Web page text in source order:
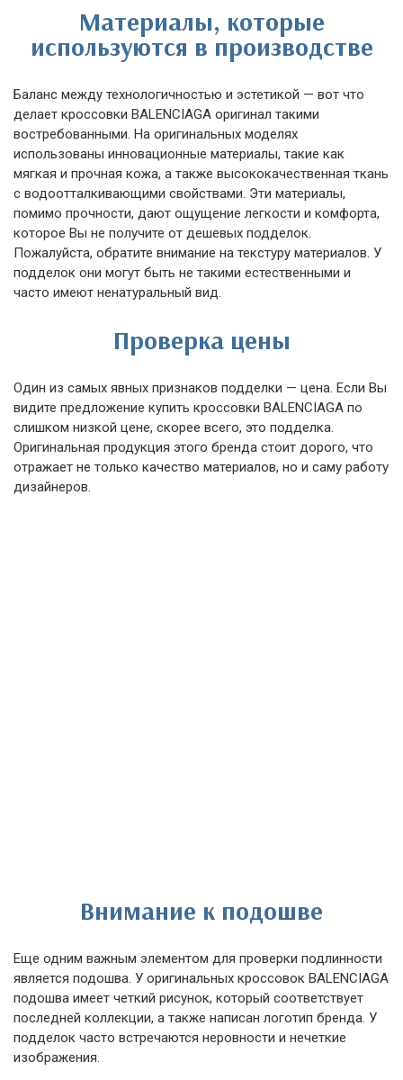
Материалы, которые
используются в производстве
Баланс между технологичностью и эстетикой — вот что
делает кроссовки BALENCIAGA оригинал такими
востребованными. На оригинальных моделях
использованы инновационные материалы, такие как
мягкая и прочная кожа, а также высококачественная ткань
с водоотталкивающими свойствами. Эти материалы,
помимо прочности, дают ощущение легкости и комфорта,
которое Вы не получите от дешевых подделок.
Пожалуйста, обратите внимание на текстуру материалов. У
подделок они могут быть не такими естественными и
часто имеют ненатуральный вид.
Проверка цены
Один из самых явных признаков подделки — цена. Если Вы
видите предложение купить кроссовки BALENCIAGA по
слишком низкой цене, скорее всего, это подделка.
Оригинальная продукция этого бренда стоит дорого, что
отражает не только качество материалов, но и саму работу
дизайнеров.
Внимание к подошве
Еще одним важным элементом для проверки подлинности
является подошва. У оригинальных кроссовок BALENCIAGA
подошва имеет четкий рисунок, который соответствует
последней коллекции, а также написан логотип бренда. У
подделок часто встречаются неровности и нечеткие
изображения.